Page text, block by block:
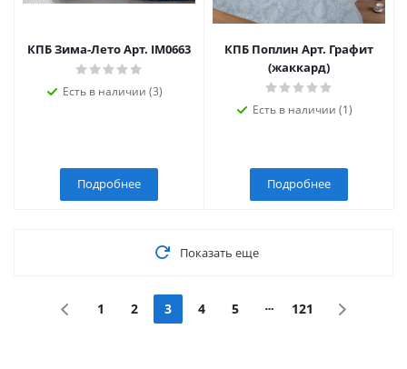
КПБ Зима-Лето Арт. IM0663
Есть в наличии (3)
Подробнее
КПБ Поплин Арт. Графит
(жаккард)
Есть в наличии (1)
Подробнее
Показать еще
1 2 3 4 5 121